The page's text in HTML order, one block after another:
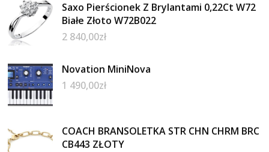
Saxo Pierścionek Z Brylantami 0,22Ct W72
Białe Złoto W72B022
2 840,00zł
Novation MiniNova
1 490,00zł
COACH BRANSOLETKA STR CHN CHRM BRC
CB443 ZŁOTY